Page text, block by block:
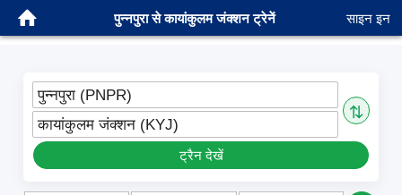
पुन्नपुरा से कायांकुलम जंक्शन ट्रेनें साइन इन
पुन्नपुरा (PNPR)
⇅
कायांकुलम जंक्शन (KYJ)
ट्रैन देखें